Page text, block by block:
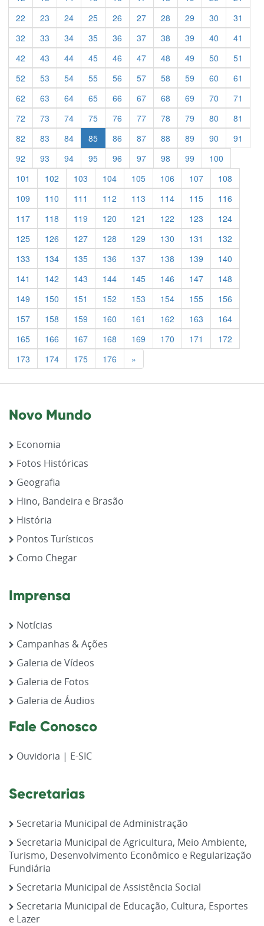
22
23 24 25 26 27 28 29 30
31
32
33 34 35 36 37 38 39 40
41
42
43 44 45 46 47 48 49 50
51
52
53 54 55 56 57 58 59 60
61
62
63 64 65 66 67 68 69 70
71
72
73 74 75 76 77 78 79 80
81
82
83 84 85 86 87 88 89 90
91
92
93 94 95 96 97 98 99
100
101
102 103 104 105 106 107
108
109
110 111 112 113 114 115
116
117
118 119 120 121 122 123
124
125
126 127 128 129 130 131
132
133
134 135 136 137 138 139
140
141
142 143 144 145 146 147
148
149
150 151 152 153 154 155
156
157
158 159 160 161 162 163
164
165
166 167 168 169 170 171
172
173
174 175 176 »
Novo Mundo
Economia
Fotos Históricas
Geografia
Hino, Bandeira e Brasão
História
Pontos Turísticos
Como Chegar
Imprensa
Notícias
Campanhas & Ações
Galeria de Vídeos
Galeria de Fotos
Galeria de Áudios
Fale Conosco
Ouvidoria | E-SIC
Secretarias
Secretaria Municipal de Administração
Secretaria Municipal de Agricultura, Meio Ambiente,
Turismo, Desenvolvimento Econômico e Regularização
Fundiária
Secretaria Municipal de Assistência Social
Secretaria Municipal de Educação, Cultura, Esportes
e Lazer